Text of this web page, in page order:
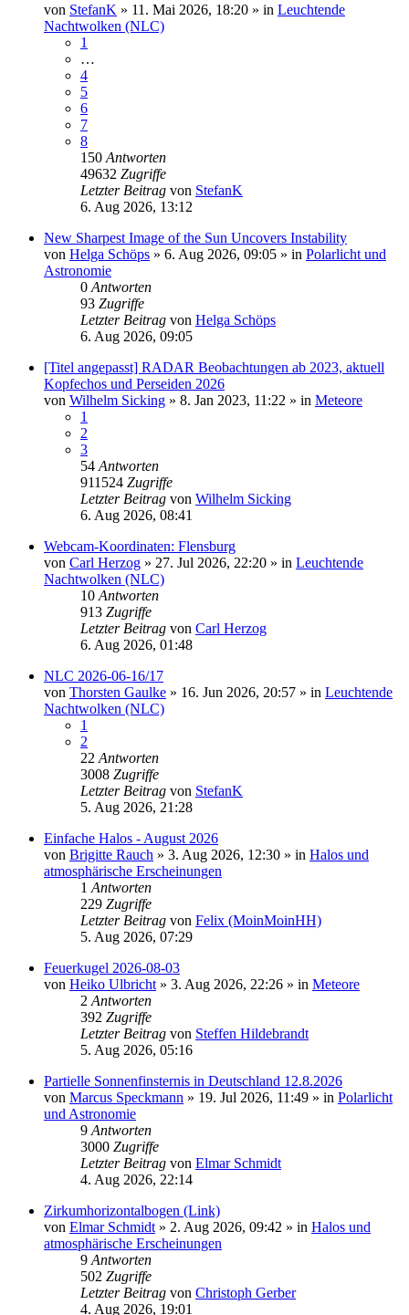
von StefanK » 11. Mai 2026, 18:20 » in Leuchtende
Nachtwolken (NLC)
1
…
4
5
6
7
8
150 Antworten
49632 Zugriffe
Letzter Beitrag von StefanK
6. Aug 2026, 13:12
New Sharpest Image of the Sun Uncovers Instability
von Helga Schöps » 6. Aug 2026, 09:05 » in Polarlicht und
Astronomie
0 Antworten
93 Zugriffe
Letzter Beitrag von Helga Schöps
6. Aug 2026, 09:05
[Titel angepasst] RADAR Beobachtungen ab 2023, aktuell
Kopfechos und Perseiden 2026
von Wilhelm Sicking » 8. Jan 2023, 11:22 » in Meteore
1
2
3
54 Antworten
911524 Zugriffe
Letzter Beitrag von Wilhelm Sicking
6. Aug 2026, 08:41
Webcam-Koordinaten: Flensburg
von Carl Herzog » 27. Jul 2026, 22:20 » in Leuchtende
Nachtwolken (NLC)
10 Antworten
913 Zugriffe
Letzter Beitrag von Carl Herzog
6. Aug 2026, 01:48
NLC 2026-06-16/17
von Thorsten Gaulke » 16. Jun 2026, 20:57 » in Leuchtende
Nachtwolken (NLC)
1
2
22 Antworten
3008 Zugriffe
Letzter Beitrag von StefanK
5. Aug 2026, 21:28
Einfache Halos - August 2026
von Brigitte Rauch » 3. Aug 2026, 12:30 » in Halos und
atmosphärische Erscheinungen
1 Antworten
229 Zugriffe
Letzter Beitrag von Felix (MoinMoinHH)
5. Aug 2026, 07:29
Feuerkugel 2026-08-03
von Heiko Ulbricht » 3. Aug 2026, 22:26 » in Meteore
2 Antworten
392 Zugriffe
Letzter Beitrag von Steffen Hildebrandt
5. Aug 2026, 05:16
Partielle Sonnenfinsternis in Deutschland 12.8.2026
von Marcus Speckmann » 19. Jul 2026, 11:49 » in Polarlicht
und Astronomie
9 Antworten
3000 Zugriffe
Letzter Beitrag von Elmar Schmidt
4. Aug 2026, 22:14
Zirkumhorizontalbogen (Link)
von Elmar Schmidt » 2. Aug 2026, 09:42 » in Halos und
atmosphärische Erscheinungen
9 Antworten
502 Zugriffe
Letzter Beitrag von Christoph Gerber
4. Aug 2026, 19:01